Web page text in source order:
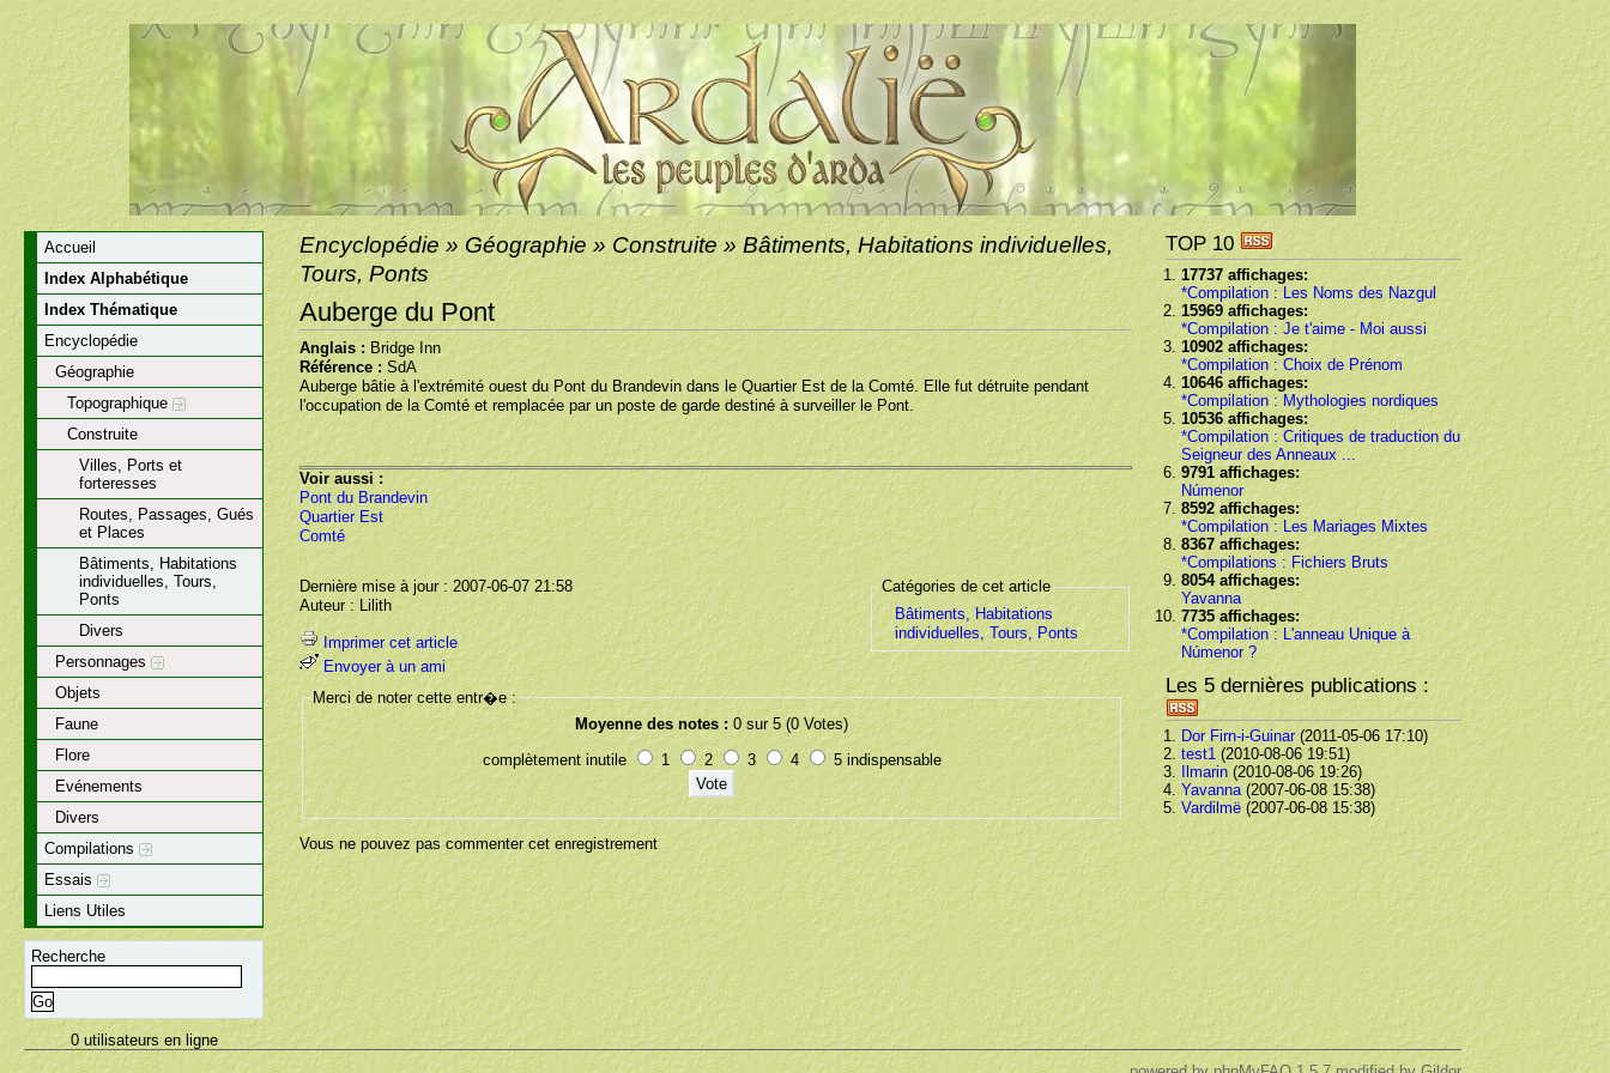
Accueil
Index Alphabétique
Index Thématique
Encyclopédie
Géographie
Topographique
Construite
Villes, Ports et
forteresses
Routes, Passages, Gués
et Places
Bâtiments, Habitations
individuelles, Tours,
Ponts
Divers
Personnages
Objets
Faune
Flore
Evénements
Divers
Compilations
Essais
Liens Utiles
Recherche
0 utilisateurs en ligne
TOP 10
17737 affichages:
*Compilation : Les Noms des Nazgul
15969 affichages:
*Compilation : Je t'aime - Moi aussi
10902 affichages:
*Compilation : Choix de Prénom
10646 affichages:
*Compilation : Mythologies nordiques
10536 affichages:
*Compilation : Critiques de traduction du
Seigneur des Anneaux ...
9791 affichages:
Númenor
8592 affichages:
*Compilation : Les Mariages Mixtes
8367 affichages:
*Compilations : Fichiers Bruts
8054 affichages:
Yavanna
7735 affichages:
*Compilation : L'anneau Unique à
Númenor ?
Les 5 dernières publications :
Dor Firn-i-Guinar(2011-05-06 17:10)
test1(2010-08-06 19:51)
Ilmarin(2010-08-06 19:26)
Yavanna(2007-06-08 15:38)
Vardilmë(2007-06-08 15:38)
Encyclopédie » Géographie » Construite » Bâtiments, Habitations individuelles,
Tours, Ponts
Auberge du Pont
Anglais :Bridge Inn
Référence :SdA
Auberge bâtie à l'extrémité ouest du Pont du Brandevin dans le Quartier Est de la Comté. Elle fut détruite pendant
l'occupation de la Comté et remplacée par un poste de garde destiné à surveiller le Pont.
Voir aussi :
Pont du Brandevin
Quartier Est
Comté
Catégories de cet article
Bâtiments, Habitations
individuelles, Tours, Ponts
Dernière mise à jour : 2007-06-07 21:58
Auteur : Lilith
Imprimer cet article
Envoyer à un ami
Merci de noter cette entr�e :
Moyenne des notes : 0 sur 5 (0 Votes)
complètement inutile 1 2 3 4 5 indispensable
Vous ne pouvez pas commenter cet enregistrement